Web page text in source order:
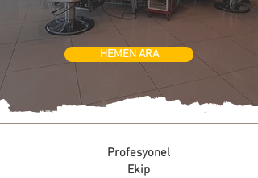
HEMEN ARA
Profesyonel
Ekip